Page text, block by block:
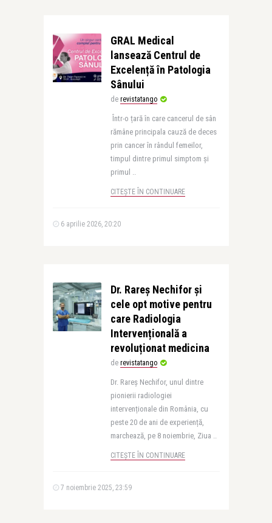
GRAL Medical
lansează Centrul de
Excelență în Patologia
Sânului
de revistatango
Într-o țară în care cancerul de sân
rămâne principala cauză de deces
prin cancer în rândul femeilor,
timpul dintre primul simptom și
primul ..
CITEȘTE ÎN CONTINUARE
6 aprilie 2026, 20:20
Dr. Rareș Nechifor și
cele opt motive pentru
care Radiologia
Intervențională a
revoluționat medicina
de revistatango
Dr. Rareș Nechifor, unul dintre
pionierii radiologiei
intervenționale din România, cu
peste 20 de ani de experiență,
marchează, pe 8 noiembrie, Ziua ..
CITEȘTE ÎN CONTINUARE
7 noiembrie 2025, 23:59